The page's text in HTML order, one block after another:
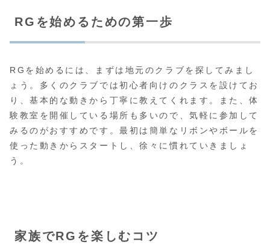
RGを始めるための第一歩
RGを始めるには、まずは地元のクラブを探してみまし
ょう。多くのクラブでは初心者向けのクラスを設けてお
り、基本的な動きから丁寧に教えてくれます。また、体
験教室を開催している場所も多いので、気軽に参加して
みるのがおすすめです。最初は簡単なリボンやボールを
使った動きからスタートし、徐々に慣れていきましょ
う。
家族でRGを楽しむコツ